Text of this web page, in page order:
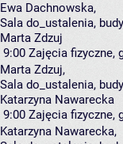
Ewa Dachnowska,
Sala do_ustalenia,
Marta Zdzuj
9:00 Zajęcia fizyczne,
Marta Zdzuj,
Sala do_ustalenia,
Katarzyna Nawarecka
9:00 Zajęcia fizyczne,
Katarzyna Nawarecka,